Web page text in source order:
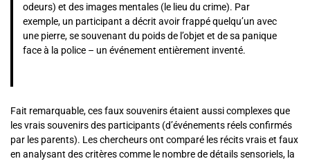
odeurs) et des images mentales (le lieu du crime). Par
exemple, un participant a décrit avoir frappé quelqu’un avec
une pierre, se souvenant du poids de l’objet et de sa panique
face à la police – un événement entièrement inventé.
Fait remarquable, ces faux souvenirs étaient aussi complexes que
les vrais souvenirs des participants (d’événements réels confirmés
par les parents). Les chercheurs ont comparé les récits vrais et faux
en analysant des critères comme le nombre de détails sensoriels, la